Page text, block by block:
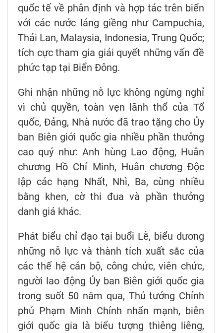
quốc tế về phân định và hợp tác trên biển
với các nước láng giềng như Campuchia,
Thái Lan, Malaysia, Indonesia, Trung Quốc;
tích cực tham gia giải quyết những vấn đề
phức tạp tại Biển Đông.
Ghi nhận những nỗ lực không ngừng nghỉ
vì chủ quyền, toàn vẹn lãnh thổ của Tổ
quốc, Đảng, Nhà nước đã trao tặng cho Ủy
ban Biên giới quốc gia nhiều phần thưởng
cao quý như: Anh hùng Lao động, Huân
chương Hồ Chí Minh, Huân chương Độc
lập các hạng Nhất, Nhì, Ba, cùng nhiều
bằng khen, cờ thi đua và phần thưởng
danh giá khác.
Phát biểu chỉ đạo tại buổi Lễ, biểu dương
những nỗ lực và thành tích xuất sắc của
các thế hệ cán bộ, công chức, viên chức,
người lao động Ủy ban Biên giới quốc gia
trong suốt 50 năm qua, Thủ tướng Chính
phủ Phạm Minh Chính nhấn mạnh, biên
giới quốc gia là biểu tượng thiêng liêng,